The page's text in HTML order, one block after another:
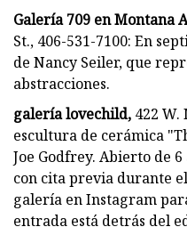
Galería 709 en Montana
St., 406-531-7100: En
de Nancy Seiler, que
abstracciones.
galería lovechild, 422 W.
escultura de cerámica
Joe Godfrey. Abierto de
con cita previa durante
galería en Instagram
entrada está detrás del